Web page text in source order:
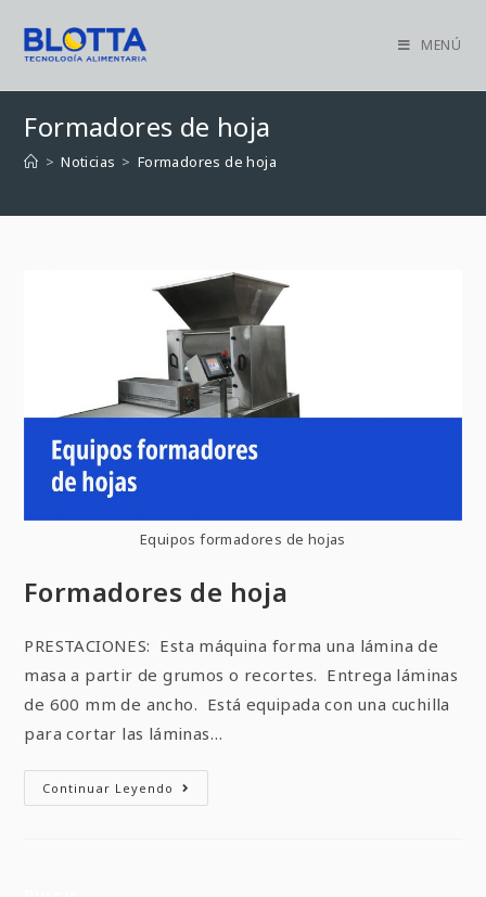
MENÚ
Formadores de hoja
> Noticias > Formadores de hoja
Equipos formadores de hojas
Formadores de hoja
PRESTACIONES: Esta máquina forma una lámina de
masa a partir de grumos o recortes. Entrega láminas
de 600 mm de ancho. Está equipada con una cuchilla
para cortar las láminas…
Continuar Leyendo